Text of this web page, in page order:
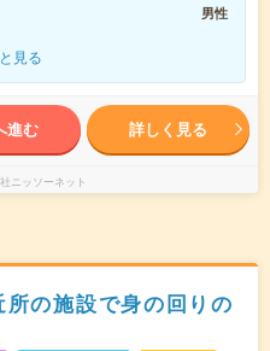
男性
見る
進む 詳しく見る
ニッソーネット
の施設で身の回りの